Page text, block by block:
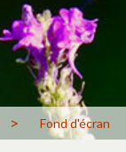
> Fond d'écran